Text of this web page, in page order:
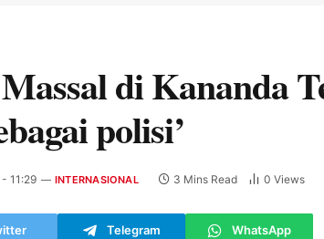
di Kananda
polisi’
11:29 INTERNASIONAL 3 Mins Read 0 Views
Telegram WhatsApp